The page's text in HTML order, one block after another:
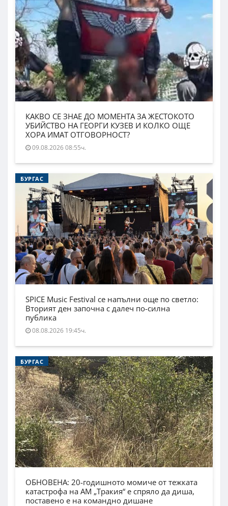
КАКВО СЕ ЗНАЕ ДО МОМЕНТА ЗА ЖЕСТОКОТО
УБИЙСТВО НА ГЕОРГИ КУЗЕВ И КОЛКО ОЩЕ
ХОРА ИМАТ ОТГОВОРНОСТ?
09.08.2026 08:55ч.
БУРГАС
SPICE Music Festival се напълни още по светло:
Вторият ден започна с далеч по-силна
публика
08.08.2026 19:45ч.
БУРГАС
ОБНОВЕНА: 20-годишното момиче от тежката
катастрофа на АМ „Тракия“ е спряло да диша,
поставено е на командно дишане